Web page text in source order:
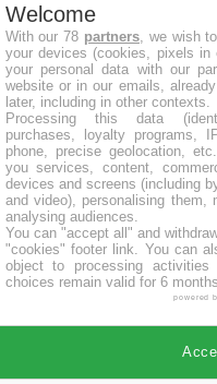
Welcome
With our 78 partners, we wish
your devices (cookies, pixels
your personal data with our
website or in our emails,
later, including in other contexts.
Processing this data
purchases, loyalty programs,
phone, precise geolocation,
you services, content,
devices and screens (including
and video), personalising them,
analysing audiences.
You can "accept all" and
"cookies" footer link . You can
object to processing
choices remain valid for 6
powered